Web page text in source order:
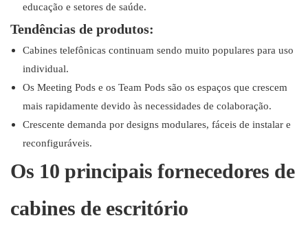
educação e setores de saúde.
Tendências de produtos:
Cabines telefônicas continuam sendo muito populares para uso
individual.
Os Meeting Pods e os Team Pods são os espaços que crescem
mais rapidamente devido às necessidades de colaboração.
Crescente demanda por designs modulares, fáceis de instalar e
reconfiguráveis.
Os 10 principais fornecedores de
cabines de escritório